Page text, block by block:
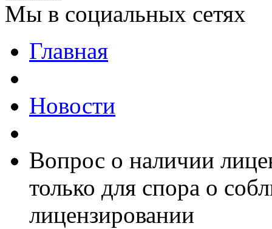
Мы в социальных сетях
Главная
Новости
Вопрос о наличии
только для спора о
лицензировании